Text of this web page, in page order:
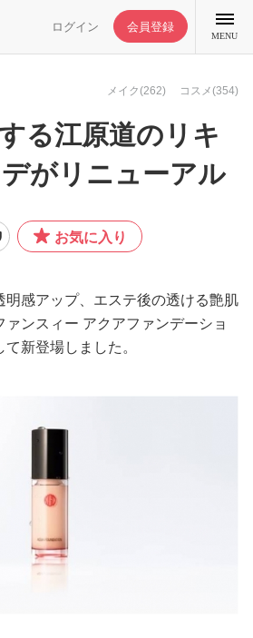
ログイン 会員登録
MENU
メイク(262) コスメ(354)
る江原道のリキ
がリニューアル
お気に入り
明感アップ、エステ後の透ける艶肌
ンスィー アクアファンデーショ
新登場しました。